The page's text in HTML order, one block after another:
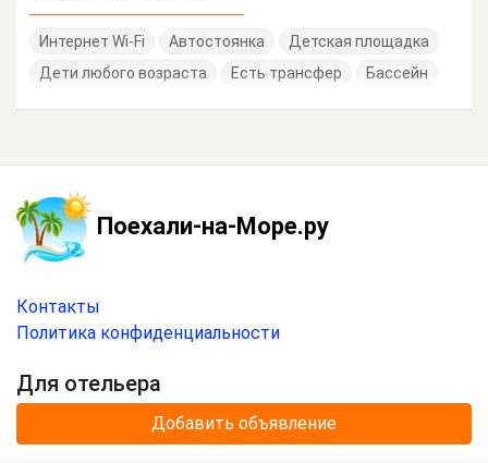
Интернет Wi-Fi Автостоянка
Детская площадка
Дети любого возраста
Есть трансфер Бассейн
Поехали-на-Море.ру
Контакты
Политика конфиденциальности
Для отельера
Добавить объявление